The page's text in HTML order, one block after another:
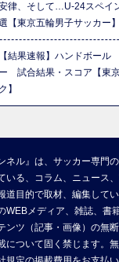
律、そして…U-24スペイ
【東京五輪男子サッカー】
【結果速報】ハンドボー
ー 試合結果・スコア【東
ク】
ネル』は、サッカー専門
いる、コラム、ニュース
道目的で取材、編集して
WEBメディア、雑誌、書
ンツ（記事・画像）の無
について固く禁じます。